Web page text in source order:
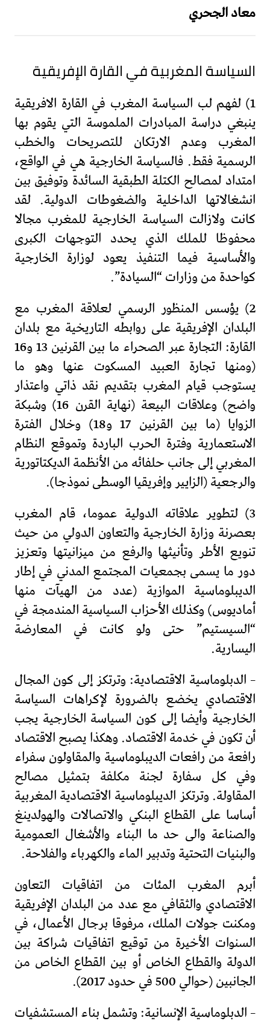
معاد الجحري
السياسة المغربية في القارة الإفريقية
1) لفهم لب السياسة المغرب في القارة الافريقية
ينبغي دراسة المبادرات الملموسة التي يقوم بها
المغرب وعدم الارتكان للتصريحات والخطب
الرسمية فقط. فالسياسة الخارجية هي في الواقع،
امتداد لمصالح الكتلة الطبقية السائدة وتوفيق بين
انشغالاتها الداخلية والضغوطات الدولية. لقد
كانت ولازالت السياسة الخارجية للمغرب مجالا
محفوظا للملك الذي يحدد التوجهات الكبرى
والأساسية فيما التنفيذ يعود لوزارة الخارجية
كواحدة من وزارات “السيادة”.
2) يؤسس المنظور الرسمي لعلاقة المغرب مع
البلدان الإفريقية على روابطه التاريخية مع بلدان
القارة: التجارة عبر الصحراء ما بين القرنين 13 و16
(ومنها تجارة العبيد المسكوت عنها وهو ما
يستوجب قيام المغرب بتقديم نقد ذاتي واعتذار
واضح) وعلاقات البيعة (نهاية القرن 16) وشبكة
الزوايا (ما بين القرنين 17 و18) وخلال الفترة
الاستعمارية وفترة الحرب الباردة وتموقع النظام
المغربي إلى جانب حلفائه من الأنظمة الديكتاتورية
والرجعية (الزايير وإفريقيا الوسطى نموذجا).
3) لتطوير علاقاته الدولية عموما، قام المغرب
بعصرنة وزارة الخارجية والتعاون الدولي من حيث
تنويع الأطر وتأنيثها والرفع من ميزانيتها وتعزيز
دور ما يسمى بجمعيات المجتمع المدني في إطار
الديبلوماسية الموازية (عدد من الهيآت منها
أماديوس) وكذلك الأحزاب السياسية المندمجة في
“السيستيم” حتى ولو كانت في المعارضة
اليسارية.
– الدبلوماسية الاقتصادية: وترتكز إلى كون المجال
الاقتصادي يخضع بالضرورة لإكراهات السياسة
الخارجية وأيضا إلى كون السياسة الخارجية يجب
أن تكون في خدمة الاقتصاد. وهكذا يصبح الاقتصاد
رافعة من رافعات الديبلوماسية والمقاولون سفراء
وفي كل سفارة لجنة مكلفة بتمثيل مصالح
المقاولة. وترتكز الديبلوماسية الاقتصادية المغربية
أساسا على القطاع البنكي والاتصالات والهولدينغ
والصناعة والى حد ما البناء والأشغال العمومية
والبنيات التحتية وتدبير الماء والكهرباء والفلاحة.
أبرم المغرب المئات من اتفاقيات التعاون
الاقتصادي والثقافي مع عدد من البلدان الإفريقية
ومكنت جولات الملك، مرفوقا برجال الأعمال، في
السنوات الأخيرة من توقيع اتفاقيات شراكة بين
الدولة والقطاع الخاص أو بين القطاع الخاص من
الجانبين (حوالي 500 في حدود 2017).
– الدبلوماسية الإنسانية: وتشمل بناء المستشفيات